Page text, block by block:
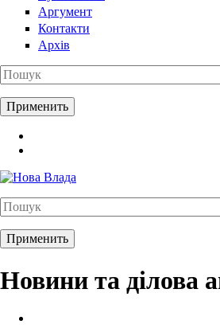
Аргумент
Контакти
Архів
Новини та ділова